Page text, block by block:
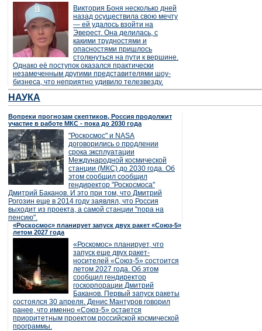
Виктория Боня несколько дней
назад осуществила свою мечту
— ей удалось взойти на
Эверест. Она делилась, с
какими трудностями и
опасностями пришлось
столкнуться на пути к вершине.
Однако её поступок оказался практически
незамеченным другими представителями шоу-
бизнеса, что неприятно удивило телезвезду.
НАУКА
Вопреки прогнозам скептиков, Россия продолжит
участие в работе МКС - пока до 2030 года
"Роскосмос" и NASA
договорились о продлении
срока эксплуатации
Международной космической
станции (МКС) до 2030 года. Об
этом сообщил сообщил
гендиректор "Роскосмоса"
Дмитрий Баканов. И это при том, что Дмитрий
Рогозин еще в 2014 году заявлял, что Россия
выходит из проекта, а самой станции "пора на
пенсию".
«Роскосмос» планирует запуск двух ракет «Союз-5»
летом 2027 года
«Роскомос» планирует, что
запуск еще двух ракет-
носителей «Союз-5» состоится
летом 2027 года. Об этом
сообщил гендиректор
госкорпорации Дмитрий
Баканов. Первый запуск ракеты
состоялся 30 апреля. Денис Мантуров говорил
ранее, что именно «Союз-5» остается
приоритетным проектом российской космической
программы.